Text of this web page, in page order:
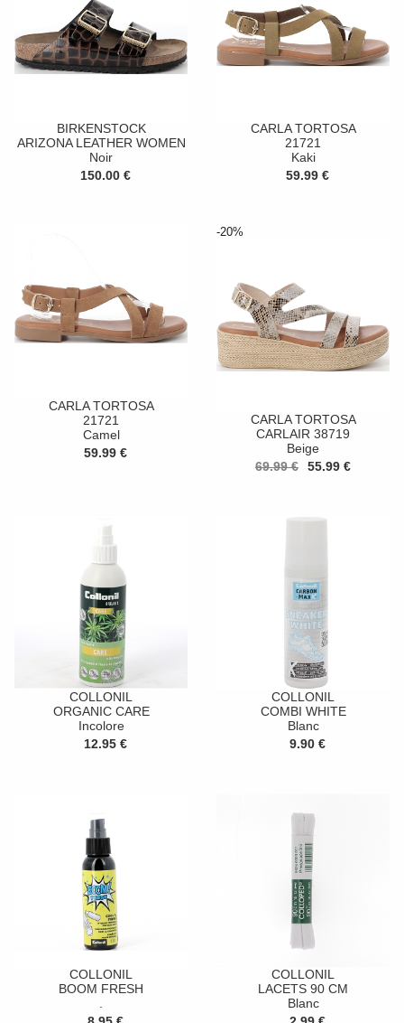
BIRKENSTOCK
ARIZONA LEATHER WOMEN
Noir
150.00 €
CARLA TORTOSA
21721
Kaki
59.99 €
CARLA TORTOSA
21721
Camel
59.99 €
-20%
CARLA TORTOSA
CARLAIR 38719
Beige
69.99 €
55.99 €
COLLONIL
ORGANIC CARE
Incolore
12.95 €
COLLONIL
COMBI WHITE
Blanc
9.90 €
COLLONIL
BOOM FRESH
COLLONIL
LACETS 90 CM
Blanc